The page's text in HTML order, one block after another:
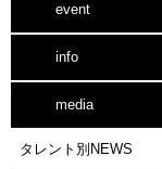
event
info
media
タレント別NEWS